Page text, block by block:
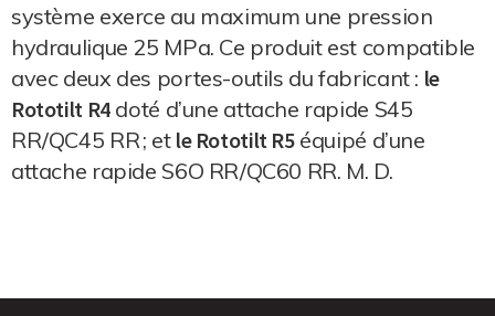
système exerce au maximum une pression
hydraulique 25 MPa. Ce produit est compatible
avec deux des portes-outils du fabricant : le
Rototilt R4doté d’une attache rapide S45
RR/QC45 RR ; et le Rototilt R5équipé d’une
attache rapide S6O RR/QC60 RR. M. D.